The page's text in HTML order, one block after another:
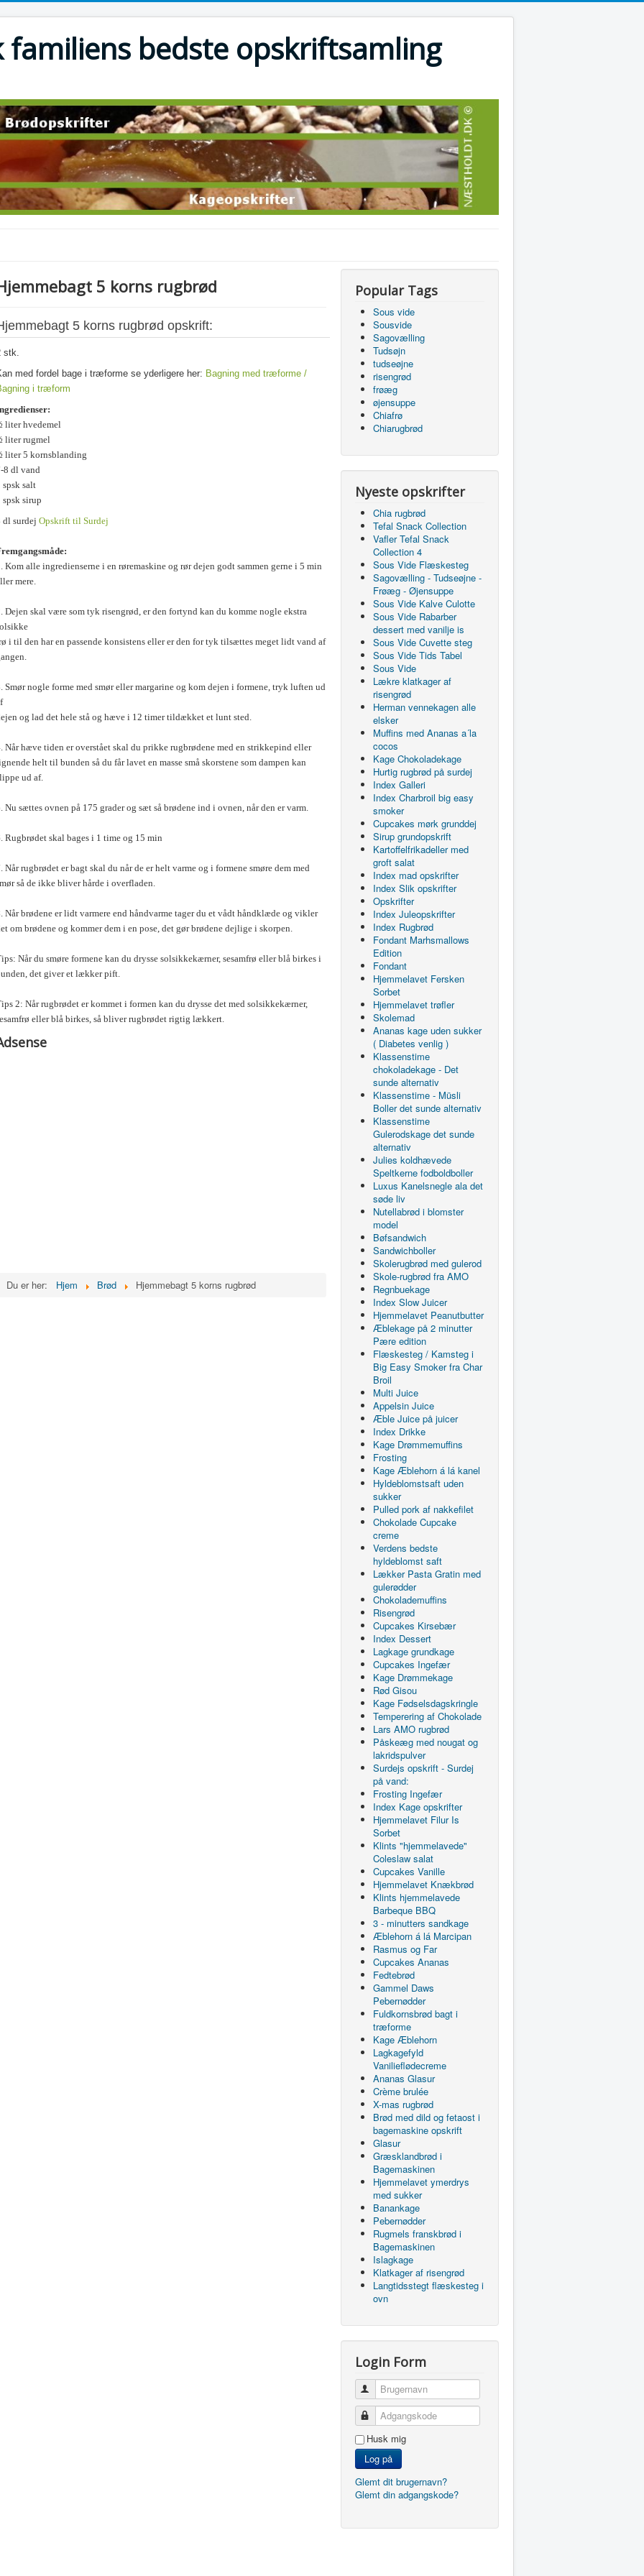
bedste opskriftsamling
5 korns rugbrød
5 korns rugbrød opskrift:
stk.
med fordel bage i træforme se yderligere her: Bagning med træforme /
i træform
liter hvedemel
liter rugmel
liter 5 kornsblanding
8 dl vand
spsk salt
spsk sirup
dl surdej Opskrift til Surdej
Kom alle ingredienserne i en røremaskine og rør dejen godt sammen gerne i 5 min
mere.
Dejen skal være som tyk risengrød, er den fortynd kan du komme nogle ekstra
i til den har en passende konsistens eller er den for tyk tilsættes meget lidt vand af
Smør nogle forme med smør eller margarine og kom dejen i formene, tryk luften ud
og lad det hele stå og hæve i 12 timer tildækket et lunt sted.
Når hæve tiden er overstået skal du prikke rugbrødene med en strikkepind eller
helt til bunden så du får lavet en masse små skorstene som dampen kan
ud af.
Nu sættes ovnen på 175 grader og sæt så brødene ind i ovnen, når den er varm.
Rugbrødet skal bages i 1 time og 15 min
Når rugbrødet er bagt skal du når de er helt varme og i formene smøre dem med
så de ikke bliver hårde i overfladen.
Når brødene er lidt varmere end håndvarme tager du et vådt håndklæde og vikler
om brødene og kommer dem i en pose, det gør brødene dejlige i skorpen.
Når du smøre formene kan du drysse solsikkekærner, sesamfrø eller blå birkes i
det giver et lækker pift.
2: Når rugbrødet er kommet i formen kan du drysse det med solsikkekærner,
eller blå birkes, så bliver rugbrødet rigtig lækkert.
Du er her: Hjem Brød Hjemmebagt 5 korns rugbrød
Popular Tags
Sous vide
Sousvide
Sagovælling
Tudsøjn
tudseøjne
risengrød
frøæg
øjensuppe
Chiafrø
Chiarugbrød
Nyeste opskrifter
Chia rugbrød
Tefal Snack Collection
Vafler Tefal Snack
Collection 4
Sous Vide Flæskesteg
Sagovælling - Tudseøjne -
Frøæg - Øjensuppe
Sous Vide Kalve Culotte
Sous Vide Rabarber
dessert med vanilje is
Sous Vide Cuvette steg
Sous Vide Tids Tabel
Sous Vide
Lækre klatkager af
risengrød
Herman vennekagen alle
elsker
Muffins med Ananas a´la
cocos
Kage Chokoladekage
Hurtig rugbrød på surdej
Index Galleri
Index Charbroil big easy
smoker
Cupcakes mørk grunddej
Sirup grundopskrift
Kartoffelfrikadeller med
groft salat
Index mad opskrifter
Index Slik opskrifter
Opskrifter
Index Juleopskrifter
Index Rugbrød
Fondant Marhsmallows
Edition
Fondant
Hjemmelavet Fersken
Sorbet
Hjemmelavet trøfler
Skolemad
Ananas kage uden sukker
( Diabetes venlig )
Klassenstime
chokoladekage - Det
sunde alternativ
Klassenstime - Müsli
Boller det sunde alternativ
Klassenstime
Gulerodskage det sunde
alternativ
Julies koldhævede
Speltkerne fodboldboller
Luxus Kanelsnegle ala det
søde liv
Nutellabrød i blomster
model
Bøfsandwich
Sandwichboller
Skolerugbrød med gulerod
Skole-rugbrød fra AMO
Regnbuekage
Index Slow Juicer
Hjemmelavet Peanutbutter
Æblekage på 2 minutter
Pære edition
Flæskesteg / Kamsteg i
Big Easy Smoker fra Char
Broil
Multi Juice
Appelsin Juice
Æble Juice på juicer
Index Drikke
Kage Drømmemuffins
Frosting
Kage Æblehorn á lá kanel
Hyldeblomstsaft uden
sukker
Pulled pork af nakkefilet
Chokolade Cupcake
creme
Verdens bedste
hyldeblomst saft
Lækker Pasta Gratin med
gulerødder
Chokolademuffins
Risengrød
Cupcakes Kirsebær
Index Dessert
Lagkage grundkage
Cupcakes Ingefær
Kage Drømmekage
Rød Gisou
Kage Fødselsdagskringle
Temperering af Chokolade
Lars AMO rugbrød
Påskeæg med nougat og
lakridspulver
Surdejs opskrift - Surdej
på vand:
Frosting Ingefær
Index Kage opskrifter
Hjemmelavet Filur Is
Sorbet
Klints "hjemmelavede"
Coleslaw salat
Cupcakes Vanille
Hjemmelavet Knækbrød
Klints hjemmelavede
Barbeque BBQ
3 - minutters sandkage
Æblehorn á lá Marcipan
Rasmus og Far
Cupcakes Ananas
Fedtebrød
Gammel Daws
Pebernødder
Fuldkornsbrød bagt i
træforme
Kage Æblehorn
Lagkagefyld
Vanilieflødecreme
Ananas Glasur
Crème brulée
X-mas rugbrød
Brød med dild og fetaost i
bagemaskine opskrift
Glasur
Græsklandbrød i
Bagemaskinen
Hjemmelavet ymerdrys
med sukker
Banankage
Pebernødder
Rugmels franskbrød i
Bagemaskinen
Islagkage
Klatkager af risengrød
Langtidsstegt flæskesteg i
ovn
Login Form
Brugernavn
Adgangskode
Husk mig
Log på
Glemt dit brugernavn?
Glemt din adgangskode?